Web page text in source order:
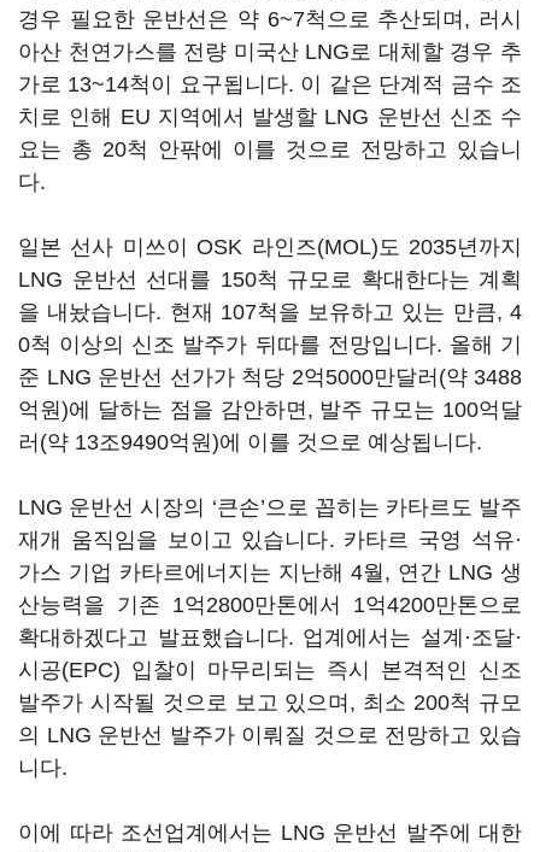
경우 필요한 운반선은 약 6~7척으로 추산되며, 러시
아산 천연가스를 전량 미국산 LNG로 대체할 경우 추
가로 13~14척이 요구됩니다. 이 같은 단계적 금수 조
치로 인해 EU 지역에서 발생할 LNG 운반선 신조 수
요는 총 20척 안팎에 이를 것으로 전망하고 있습니
다.
일본 선사 미쓰이 OSK 라인즈(MOL)도 2035년까지
LNG 운반선 선대를 150척 규모로 확대한다는 계획
을 내놨습니다. 현재 107척을 보유하고 있는 만큼, 4
0척 이상의 신조 발주가 뒤따를 전망입니다. 올해 기
준 LNG 운반선 선가가 척당 2억5000만달러(약 3488
억원)에 달하는 점을 감안하면, 발주 규모는 100억달
러(약 13조9490억원)에 이를 것으로 예상됩니다.
LNG 운반선 시장의 ‘큰손’으로 꼽히는 카타르도 발주
재개 움직임을 보이고 있습니다. 카타르 국영 석유·
가스 기업 카타르에너지는 지난해 4월, 연간 LNG 생
산능력을 기존 1억2800만톤에서 1억4200만톤으로
확대하겠다고 발표했습니다. 업계에서는 설계·조달·
시공(EPC) 입찰이 마무리되는 즉시 본격적인 신조
발주가 시작될 것으로 보고 있으며, 최소 200척 규모
의 LNG 운반선 발주가 이뤄질 것으로 전망하고 있습
니다.
이에 따라 조선업계에서는 LNG 운반선 발주에 대한